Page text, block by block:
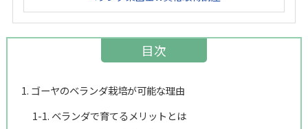
目次
1. ゴーヤのベランダ栽培が可能な理由
1-1. ベランダで育てるメリットとは